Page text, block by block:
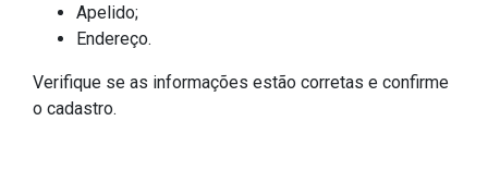
Apelido;
Endereço.
Verifique se as informações estão corretas e confirme
o cadastro.